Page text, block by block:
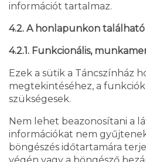
információt tartalmaz.
4.2. A honlapunkon
4.2.1. Funkcionális,
Ezek a sütik a Táncszínház
megtekintéséhez, a
szükségesek.
Nem lehet beazonosítani a
információkat nem
böngészés időtartamára